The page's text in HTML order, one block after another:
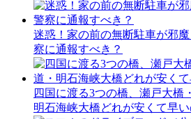
迷惑！家の前の無断駐車が邪
察に通報すべき？
四国に渡る3つの橋、瀬戸大橋
明石海峡大橋どれが安くて早い